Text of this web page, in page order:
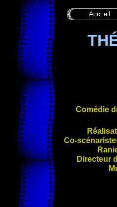
Comédie
Co-scénaris
Directeur